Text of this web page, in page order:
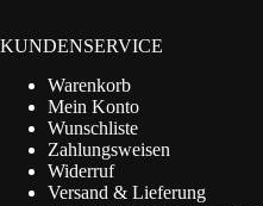
KUNDENSERVICE
Warenkorb
Mein Konto
Wunschliste
Zahlungsweisen
Widerruf
Versand & Lieferung